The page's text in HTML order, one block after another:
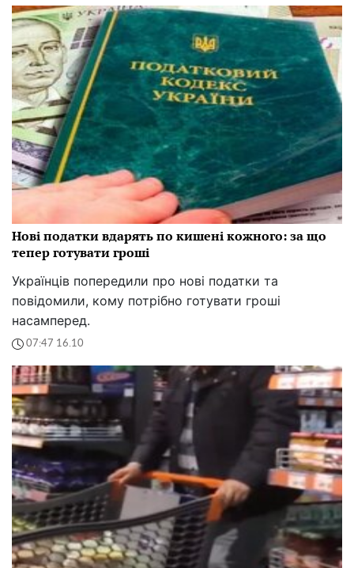
Нові податки вдарять по кишені кожного: за що
тепер готувати гроші
Українців попередили про нові податки та
повідомили, кому потрібно готувати гроші
насамперед.
07:47 16.10